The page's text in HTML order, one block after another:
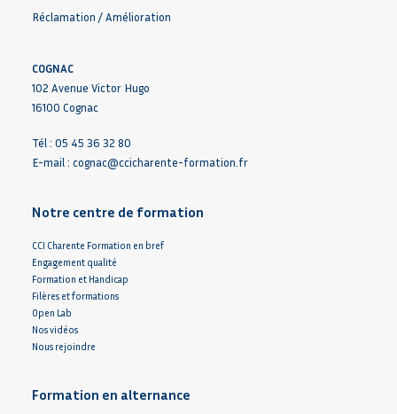
Réclamation / Amélioration
COGNAC
102 Avenue Victor Hugo
16100 Cognac
Tél : 05 45 36 32 80
E-mail : cognac@ccicharente-formation.fr
Notre centre de formation
CCI Charente Formation en bref
Engagement qualité
Formation et Handicap
Filères et formations
Open Lab
Nos vidéos
Nous rejoindre
Formation en alternance